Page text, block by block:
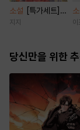
소설
[특가세트]
화교 [단행본]
지지 이
당신만을 위한